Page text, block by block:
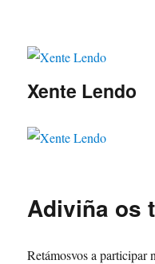
Xente Lendo
Adiviña os
Retámosvos a participar